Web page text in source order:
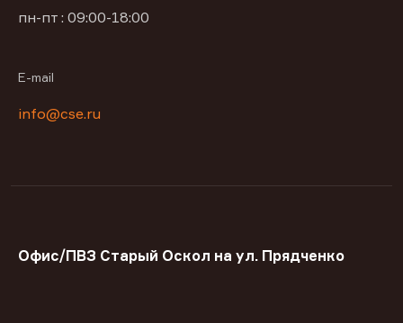
пн-пт : 09:00-18:00
E-mail
info@cse.ru
Офис/ПВЗ Старый Оскол на ул. Прядченко